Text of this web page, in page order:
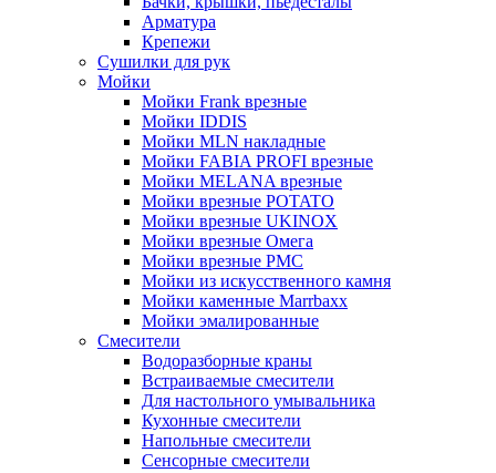
Арматура
Крепежи
Сушилки для рук
Мойки
Мойки Frank врезные
Мойки IDDIS
Мойки MLN накладные
Мойки FABIA PROFI врезные
Мойки MELANA врезные
Мойки врезные POTATO
Мойки врезные UKINOX
Мойки врезные Омега
Мойки врезные РМС
Мойки из искусственного камня
Мойки каменные Marrbaxx
Мойки эмалированные
Смесители
Водоразборные краны
Встраиваемые смесители
Для настольного умывальника
Кухонные смесители
Напольные смесители
Сенсорные смесители